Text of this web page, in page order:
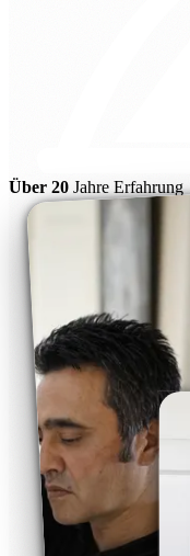
Über 20 Jahre Erfahrung